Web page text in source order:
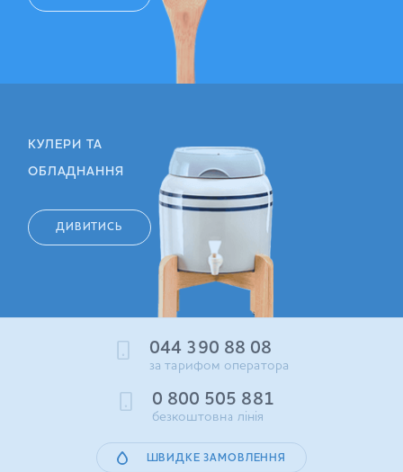
КУЛЕРИ ТА
ОБЛАДНАННЯ
ДИВИТИСЬ
044 390 88 08
за тарифом оператора
0 800 505 881
безкоштовна лінія
ШВИДКЕ ЗАМОВЛЕННЯ